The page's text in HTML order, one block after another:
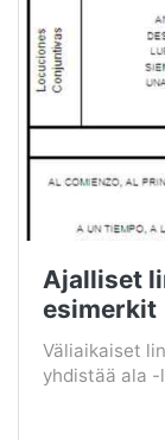
Ajalliset
esimerkit
Väliaikaiset
yhdistää ala